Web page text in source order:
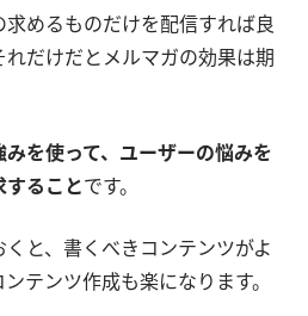
めるものだけを配信すれば良
だけだとメルマガの効果は期
みを使って、ユーザーの悩みを
することです。
と、書くべきコンテンツがよ
テンツ作成も楽になります。